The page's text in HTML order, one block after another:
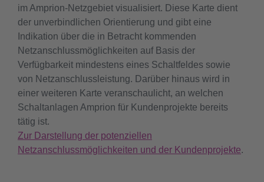
im Amprion-Netzgebiet visualisiert. Diese Karte dient
der unverbindlichen Orientierung und gibt eine
Indikation über die in Betracht kommenden
Netzanschlussmöglichkeiten auf Basis der
Verfügbarkeit mindestens eines Schaltfeldes sowie
von Netzanschlussleistung. Darüber hinaus wird in
einer weiteren Karte veranschaulicht, an welchen
Schaltanlagen Amprion für Kundenprojekte bereits
tätig ist.
Zur Darstellung der potenziellen
Netzanschlussmöglichkeiten und der Kundenprojekte.